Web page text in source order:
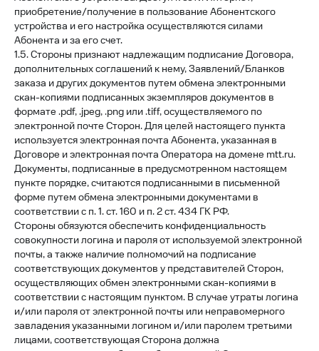
приобретение/получение в пользование Абонентского
устройства и его настройка осуществляются силами
Абонента и за его счет.
1.5. Стороны признают надлежащим подписание Договора,
дополнительных соглашений к нему, Заявлений/Бланков
заказа и других документов путем обмена электронными
скан-копиями подписанных экземпляров документов в
формате .pdf, .jpeg, .png или .tiff, осуществляемого по
электронной почте Сторон. Для целей настоящего пункта
используется электронная почта Абонента, указанная в
Договоре и электронная почта Оператора на домене mtt.ru.
Документы, подписанные в предусмотренном настоящем
пункте порядке, считаются подписанными в письменной
форме путем обмена электронными документами в
соответствии с п. 1. ст. 160 и п. 2 ст. 434 ГК РФ.
Стороны обязуются обеспечить конфиденциальность
совокупности логина и пароля от используемой электронной
почты, а также наличие полномочий на подписание
соответствующих документов у представителей Сторон,
осуществляющих обмен электронными скан-копиями в
соответствии с настоящим пунктом. В случае утраты логина
и/или пароля от электронной почты или неправомерного
завладения указанными логином и/или паролем третьими
лицами, соответствующая Сторона должна